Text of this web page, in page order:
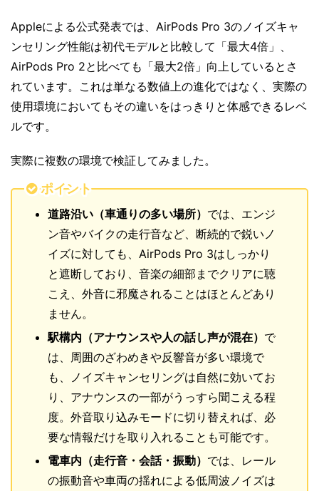
Appleによる公式発表では、AirPods Pro 3のノイズキャ
ンセリング性能は初代モデルと比較して「最大4倍」、
AirPods Pro 2と比べても「最大2倍」向上しているとさ
れています。これは単なる数値上の進化ではなく、実際の
使用環境においてもその違いをはっきりと体感できるレベ
ルです。
実際に複数の環境で検証してみました。
ポイント
道路沿い（車通りの多い場所） では、エンジ
ン音やバイクの走行音など、断続的で鋭いノ
イズに対しても、AirPods Pro 3はしっかり
と遮断しており、音楽の細部までクリアに聴
こえ、外音に邪魔されることはほとんどあり
ません。
駅構内（アナウンスや人の話し声が混在） で
は、周囲のざわめきや反響音が多い環境で
も、ノイズキャンセリングは自然に効いてお
り、アナウンスの一部がうっすら聞こえる程
度。外音取り込みモードに切り替えれば、必
要な情報だけを取り入れることも可能です。
電車内（走行音・会話・振動） では、レール
の振動音や車両の揺れによる低周波ノイズは